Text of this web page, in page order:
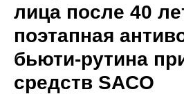
лица после 40
поэтапная
бьюти-рутина
средств SACO